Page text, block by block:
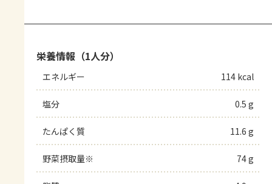
栄養情報（1人分）
エネルギー 114 kcal
塩分 0.5 g
たんぱく質 11.6 g
野菜摂取量※ 74 g